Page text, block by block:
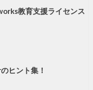
教育支援ライセンス
ヒント集！